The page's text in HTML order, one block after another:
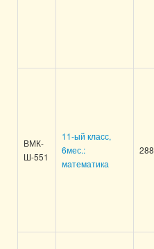
ВМК-
Ш-551
11-ый класс,
6мес.:
математика
288